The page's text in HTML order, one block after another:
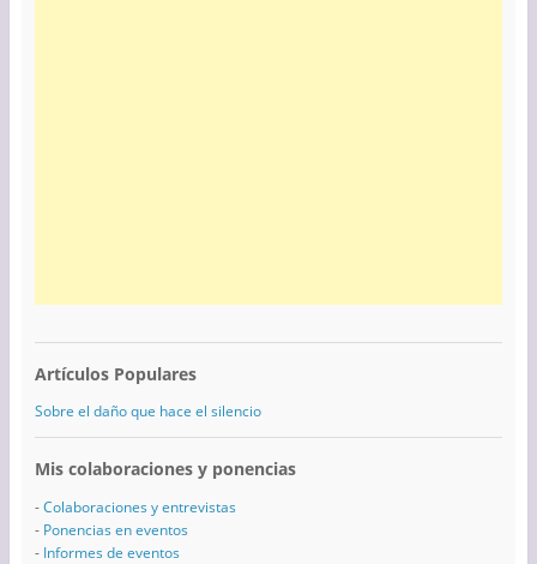
Artículos Populares
Sobre el daño que hace el silencio
Mis colaboraciones y ponencias
-Colaboraciones y entrevistas
- Ponencias en eventos
- Informes de eventos